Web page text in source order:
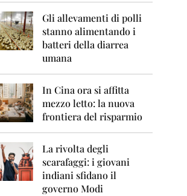
Gli allevamenti di polli
stanno alimentando i
batteri della diarrea
umana
In Cina ora si affitta
mezzo letto: la nuova
frontiera del risparmio
La rivolta degli
scarafaggi: i giovani
indiani sfidano il
governo Modi